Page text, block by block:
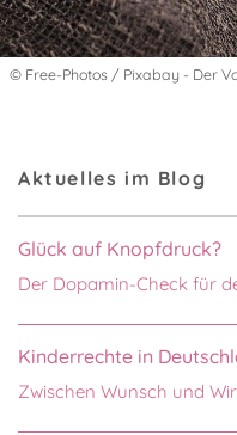
© Free-Photos / Pixabay - Der
Aktuelles im Blog
Glück auf Knopfdruck?
Der Dopamin-Check für
Kinderrechte in
Zwischen Wunsch und